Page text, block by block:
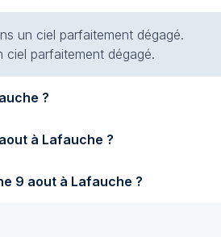
un ciel parfaitement dégagé.
ciel parfaitement dégagé.
aout à Lafauche ?
prochain samedi 15 aout à Lafauche ?
Quel temps fera-t-il dimanche prochain dimanche 9 aout à Lafauche ?